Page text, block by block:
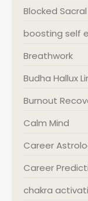
Blocked
boosting self
Breathwork
Budha Hallux
Burnout
Calm Mind
Career
Career
chakra